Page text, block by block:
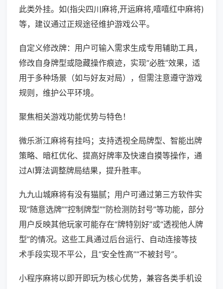
此类外挂。如(指尖四川麻将,开运麻将,嘻嘻红中麻将)
等，建议通过正规途径维护游戏公平。
自定义修改牌：用户可输入需求生成专用辅助工具，
修改自身牌型或隐藏操作痕迹，实现“必胜”效果，适
用于多种场景（如与好友对局），但需注意遵守游戏
规则，维护公平环境。
聚焦相关游戏功能优势与特色！
微乐浙江麻将有挂吗；支持透视全局牌型、智能出牌
策略、暗杠优化、提高好牌率及快速自摸等操作，通
过AI算法调整牌局结果，提升胜率。
九九山城麻将有没有猫腻；用户可通过第三方软件实
现“随意选牌”“控制牌型”“防检测防封号”等功能，部分
用户反映其他玩家可能存在“牌特别好”或“透视他人牌
型”的情况。这些工具通过后台运行、自动连接等技
术手段实现不平公，且“安全性高”“不被封号”。
小程序麻将以即开即玩为核心优势，兼容各类手机设